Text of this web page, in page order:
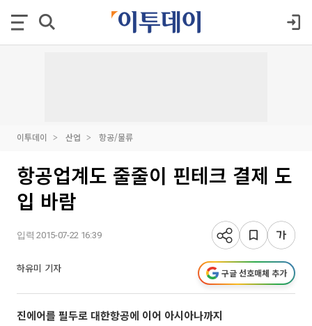
이투데이 산업 항공/물류
항공업계도 줄줄이 핀테크 결제 도
입 바람
입력 2015-07-22 16:39
하유미 기자 구글 선호매체 추가
진에어를 필두로 대한항공에 이어 아시아나까지